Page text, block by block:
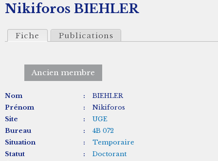
d'Ariane
Nikiforos BIEHLER
Fiche Publications
Ancien membre
Nom :
BIEHLER
Prénom
:
Nikiforos
Site
:
UGE
Bureau
:
4B 072
Situation
:
Temporaire
Statut
:
Doctorant